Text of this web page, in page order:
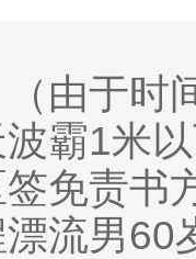
由于时
霸1米
签免责书
流男60